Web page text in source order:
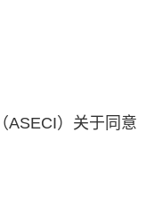
ASECI）关于同意